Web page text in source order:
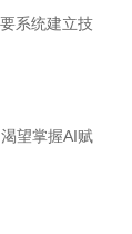
系统建立技
望掌握AI赋